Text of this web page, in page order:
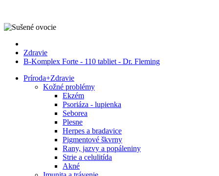
Zdravie
B-Komplex Forte - 110 tabliet - Dr. Fleming
Príroda+Zdravie
Kožné problémy
Ekzém
Psoriáza - lupienka
Seborea
Plesne
Herpes a bradavice
Pigmentové škvrny
Rany, jazvy a popáleniny
Strie a celulitída
Akné